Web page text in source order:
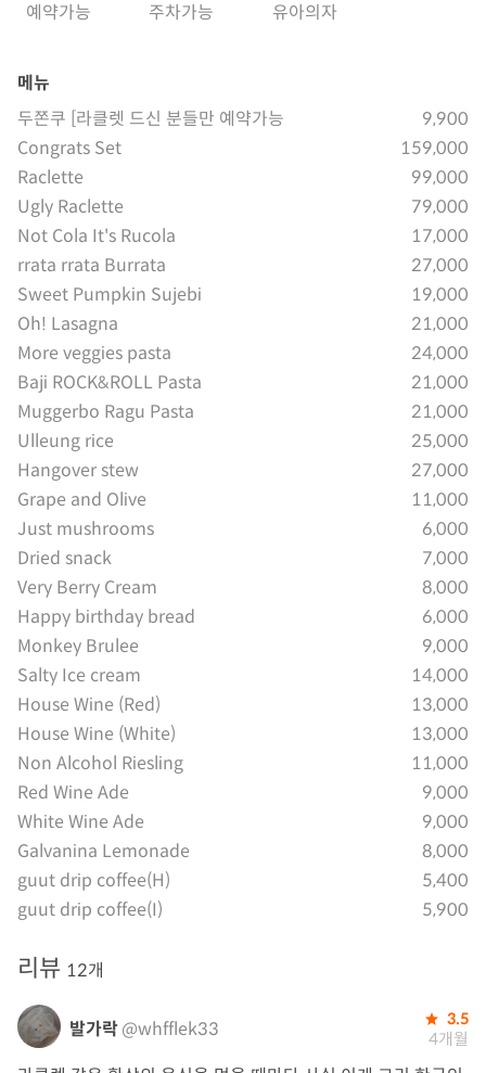
예약가능 주차가능 유아의자
메뉴
두쫀쿠 [라클렛 드신 분들만 예약가능
9,900
Congrats Set
159,000
Raclette
99,000
Ugly Raclette
79,000
Not Cola It's Rucola
17,000
rrata rrata Burrata
27,000
Sweet Pumpkin Sujebi
19,000
Oh! Lasagna
21,000
More veggies pasta
24,000
Baji ROCK&ROLL Pasta
21,000
Muggerbo Ragu Pasta
21,000
Ulleung rice
25,000
Hangover stew
27,000
Grape and Olive
11,000
Just mushrooms
6,000
Dried snack
7,000
Very Berry Cream
8,000
Happy birthday bread
6,000
Monkey Brulee
9,000
Salty Ice cream
14,000
House Wine (Red)
13,000
House Wine (White)
13,000
Non Alcohol Riesling
11,000
Red Wine Ade
9,000
White Wine Ade
9,000
Galvanina Lemonade
8,000
guut drip coffee(H)
5,400
guut drip coffee(I)
5,900
리뷰 12개
발가락@whfflek33 3.5
4개월